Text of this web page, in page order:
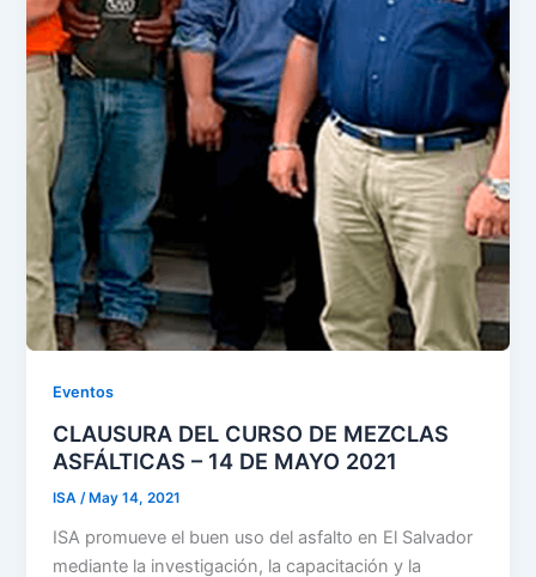
Eventos
CLAUSURA DEL CURSO DE MEZCLAS
ASFÁLTICAS – 14 DE MAYO 2021
ISA/May 14, 2021
ISA promueve el buen uso del asfalto en El Salvador
mediante la investigación, la capacitación y la